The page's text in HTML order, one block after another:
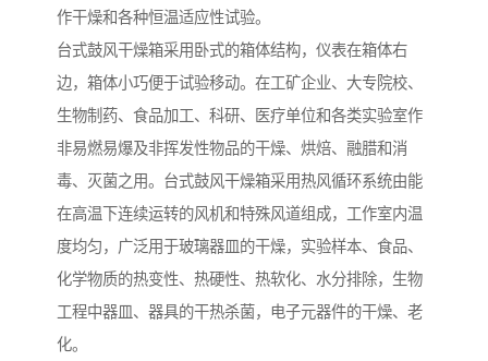
作干燥和各种恒温适应性试验。
台式鼓风干燥箱采用卧式的箱体结构，仪表在箱体右
边，箱体小巧便于试验移动。在工矿企业、大专院校、
生物制药、食品加工、科研、医疗单位和各类实验室作
非易燃易爆及非挥发性物品的干燥、烘焙、融腊和消
毒、灭菌之用。台式鼓风干燥箱采用热风循环系统由能
在高温下连续运转的风机和特殊风道组成，工作室内温
度均匀，广泛用于玻璃器皿的干燥，实验样本、食品、
化学物质的热变性、热硬性、热软化、水分排除，生物
工程中器皿、器具的干热杀菌，电子元器件的干燥、老
化。